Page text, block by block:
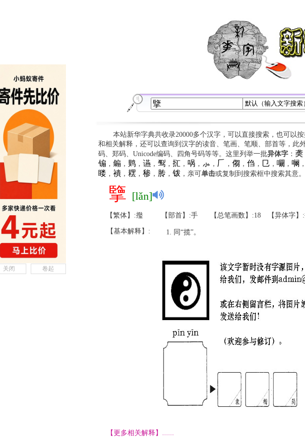
本站新华字典共收录20000多个汉字，可以直接搜索，也可以
和相关解释，还可以查询到汉字的读音、笔画、笔顺、部首等，
码、郑码、Unicode编码、四角号码等等。这里列举一批异体字： 䶮
䦂 ， 䥇 ， 䴗， 䜩， 䴕， 㧟 ， 㖞 ， ⺗ ， 𠂆 ， 㑳 ， 㑇 ， 㔾 ， 㘚 ， 㘎 ，
䁖， 䙡， 䎬 ， 䅟， 䏝， 䥽，亲可单击或复制到搜索框中搜索其意。
擥 [lǎn]
【繁体】:㩜 【部首】:手 【总笔画数】:18 【异体字】:
【基本解释】: 同“揽”。
【更多相关解释】......
关闭 卷起